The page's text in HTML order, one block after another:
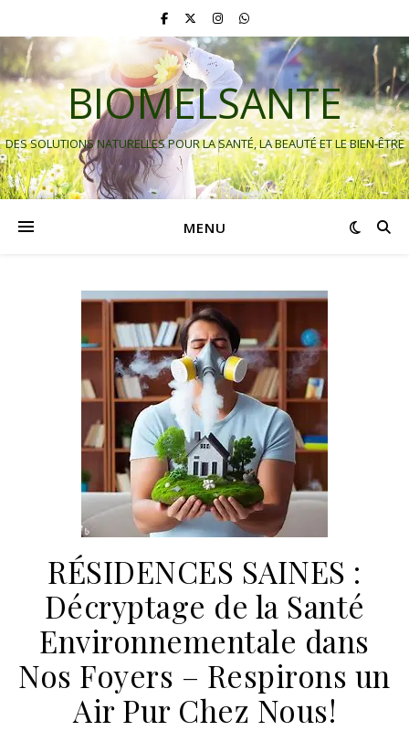
BIOMELSANTE
DES SOLUTIONS NATURELLES POUR LA SANTÉ, LA BEAUTÉ ET LE BIEN-ÊTRE
MENU
RÉSIDENCES SAINES :
Décryptage de la Santé
Environnementale dans
Nos Foyers – Respirons un
Air Pur Chez Nous!